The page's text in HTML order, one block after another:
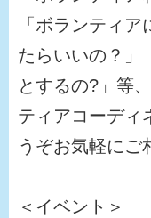
「ボランティ
たらいいの？」
とするの?」等
ティアコーディ
うぞお気軽にご
＜イベント＞